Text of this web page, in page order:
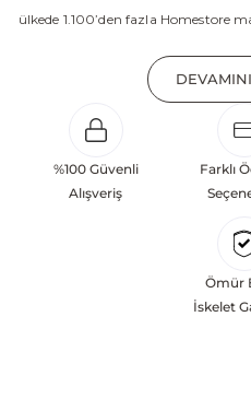
ülkede 1.100’den fazla Homestore
yatak odası, oturma odası, yemek
aksesuarları dahil olmak üzere
koleksiyon sunmaktadır. Sabit ve
mobilyaları ve demonte ürün
geliştiren Ashley, güçlü ve verimli
başarılarına değil, aynı
odaklanarak sürekli gelişimi temel
Türkiye’deki yatırımları
%100 Güvenli
Alışveriş
Farklı
Ömür
İskelet